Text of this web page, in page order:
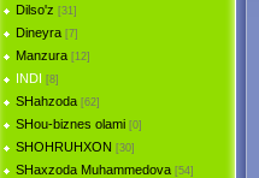
Dilso'z [31]
Dineyra [7]
Manzura [12]
INDI [8]
SHahzoda [62]
SHou-biznes olami [0]
SHOHRUHXON [30]
SHaxzoda Muhammedova [54]